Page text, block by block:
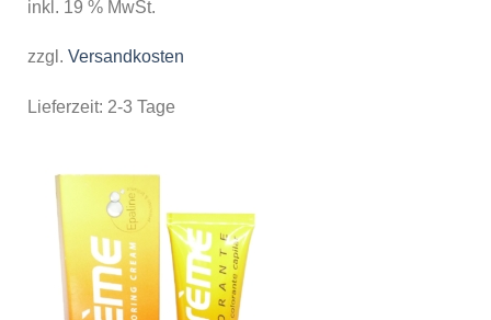
inkl. 19 % MwSt.
zzgl. Versandkosten
Lieferzeit: 2-3 Tage